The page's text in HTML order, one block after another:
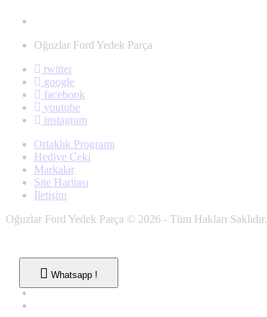
Whatsapp !
Whatsapp !
Oğuzlar Ford Yedek Parça
twitter
google
facebook
youtube
instagram
Ortaklık Programı
Hediye Çeki
Markalar
Site Haritası
İletişim
Oğuzlar Ford Yedek Parça © 2026 - Tüm Hakları Saklıdır.